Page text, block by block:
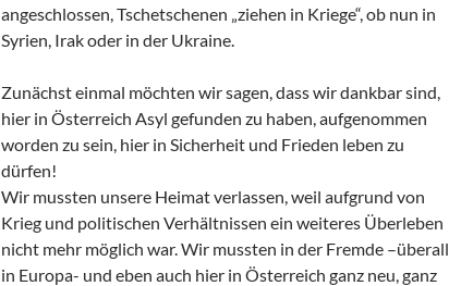
angeschlossen, Tschetschenen „ziehen in Kriege“, ob nun in
Syrien, Irak oder in der Ukraine.
Zunächst einmal möchten wir sagen, dass wir dankbar sind,
hier in Österreich Asyl gefunden zu haben, aufgenommen
worden zu sein, hier in Sicherheit und Frieden leben zu
dürfen!
Wir mussten unsere Heimat verlassen, weil aufgrund von
Krieg und politischen Verhältnissen ein weiteres Überleben
nicht mehr möglich war. Wir mussten in der Fremde –überall
in Europa- und eben auch hier in Österreich ganz neu, ganz